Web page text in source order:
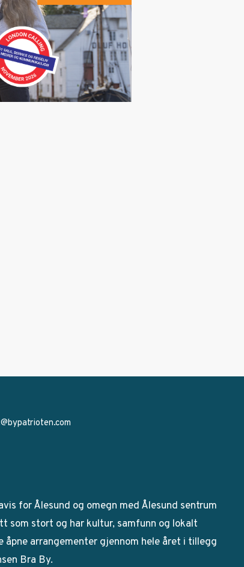
for Ålesund og omegn med Ålesund sentrum
som stort og har kultur, samfunn og lokalt
arrangementer gjennom hele året i tillegg
Bra By.